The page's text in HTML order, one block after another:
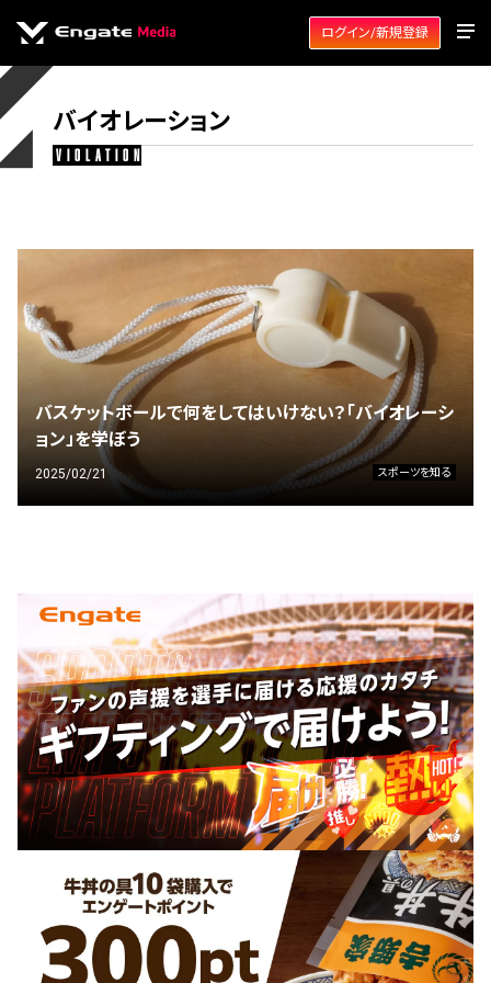
ログイン/新規登録
バイオレーション
violation
バスケットボールで何をしてはいけない？「バイオレーシ
ョン」を学ぼう
2025/02/21 スポーツを知る